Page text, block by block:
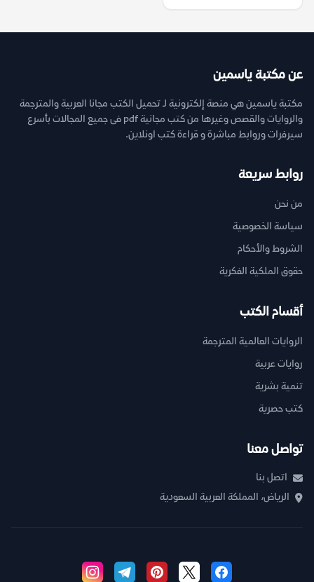
عن مكتبة ياسمين
مكتبة ياسمين هي منصة إلكترونية لـ تحميل الكتب مجانا العربية والمترجمة
والروايات والقصص وغيرها من كتب مجانية pdf فى جميع المجالات بأسرع
سيرفرات وروابط مباشرة و قراءة كتب اونلاين.
روابط سريعة
من نحن
سياسة الخصوصية
الشروط والأحكام
حقوق الملكية الفكرية
أقسام الكتب
الروايات العالمية المترجمة
روايات عربية
تنمية بشرية
كتب حصرية
تواصل معنا
اتصل بنا
الرياض، المملكة العربية السعودية